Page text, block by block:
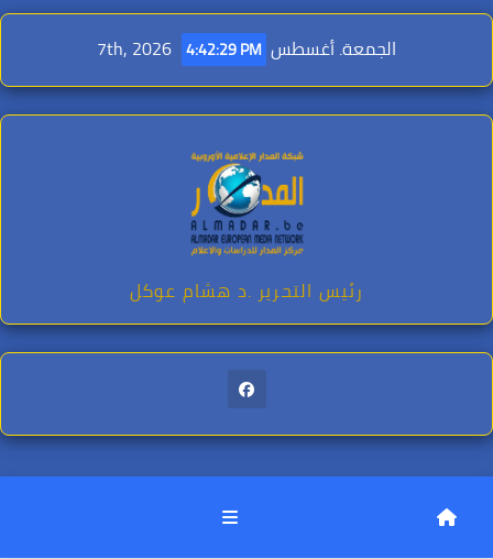
Skip
content
الجمعة. أغسطس 7th, 2026 4:42:30 PM
رئيس التحرير .د هشام عوكل